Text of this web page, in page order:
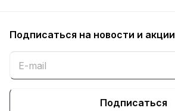
Подписаться на новости и акции
Подписаться